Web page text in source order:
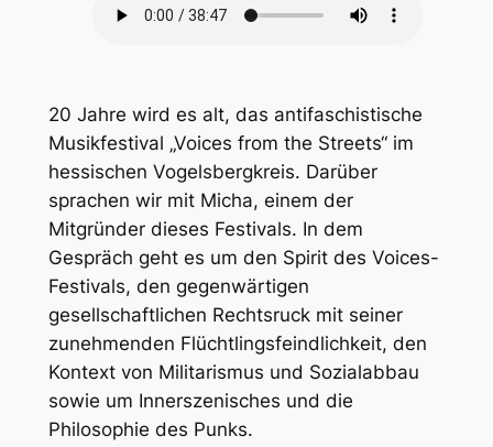
20 Jahre wird es alt, das antifaschistische
Musikfestival „Voices from the Streets“ im
hessischen Vogelsbergkreis. Darüber
sprachen wir mit Micha, einem der
Mitgründer dieses Festivals. In dem
Gespräch geht es um den Spirit des Voices-
Festivals, den gegenwärtigen
gesellschaftlichen Rechtsruck mit seiner
zunehmenden Flüchtlingsfeindlichkeit, den
Kontext von Militarismus und Sozialabbau
sowie um Innerszenisches und die
Philosophie des Punks.